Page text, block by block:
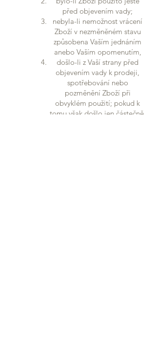
před objevením vady;
nebyla-li nemožnost vrácení
Zboží v nezměněném stavu
způsobena Vaším jednáním
anebo Vaším opomenutím,
došlo-li z Vaší strany před
objevením vady k prodeji,
spotřebování nebo
pozměnění Zboží při
obvyklém použití; pokud k
tomu však došlo jen částečně,